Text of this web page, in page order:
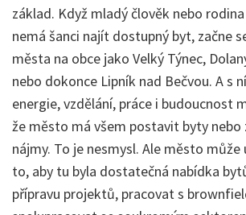
základ. Když mladý člověk nebo
nemá šanci najít dostupný byt, začne
města na obce jako Velký Týnec,
nebo dokonce Lipník nad Bečvou. A s
energie, vzdělání, práce i budoucnost
že město má všem postavit byty
nájmy. To je nesmysl. Ale město
to, aby tu byla dostatečná nabídka
přípravu projektů, pracovat s